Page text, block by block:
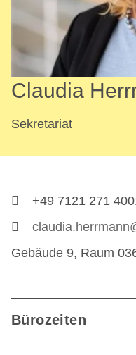
Claudia
Sekretariat
+49 7121 271
Gebäude 9, Raum
Bürozeiten